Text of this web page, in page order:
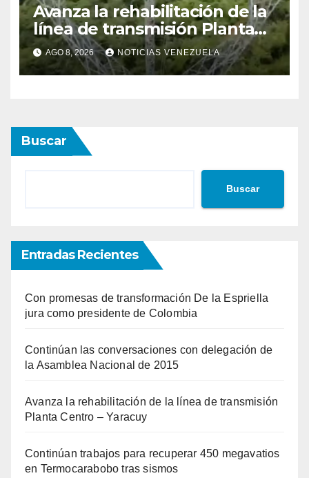
Avanza la rehabilitación de la
línea de transmisión Planta
Centro – Yaracuy
AGO 8, 2026 NOTICIAS VENEZUELA
Buscar
Buscar
Entradas Recientes
Con promesas de transformación De la Espriella
jura como presidente de Colombia
Continúan las conversaciones con delegación de
la Asamblea Nacional de 2015
Avanza la rehabilitación de la línea de transmisión
Planta Centro – Yaracuy
Continúan trabajos para recuperar 450 megavatios
en Termocarabobo tras sismos